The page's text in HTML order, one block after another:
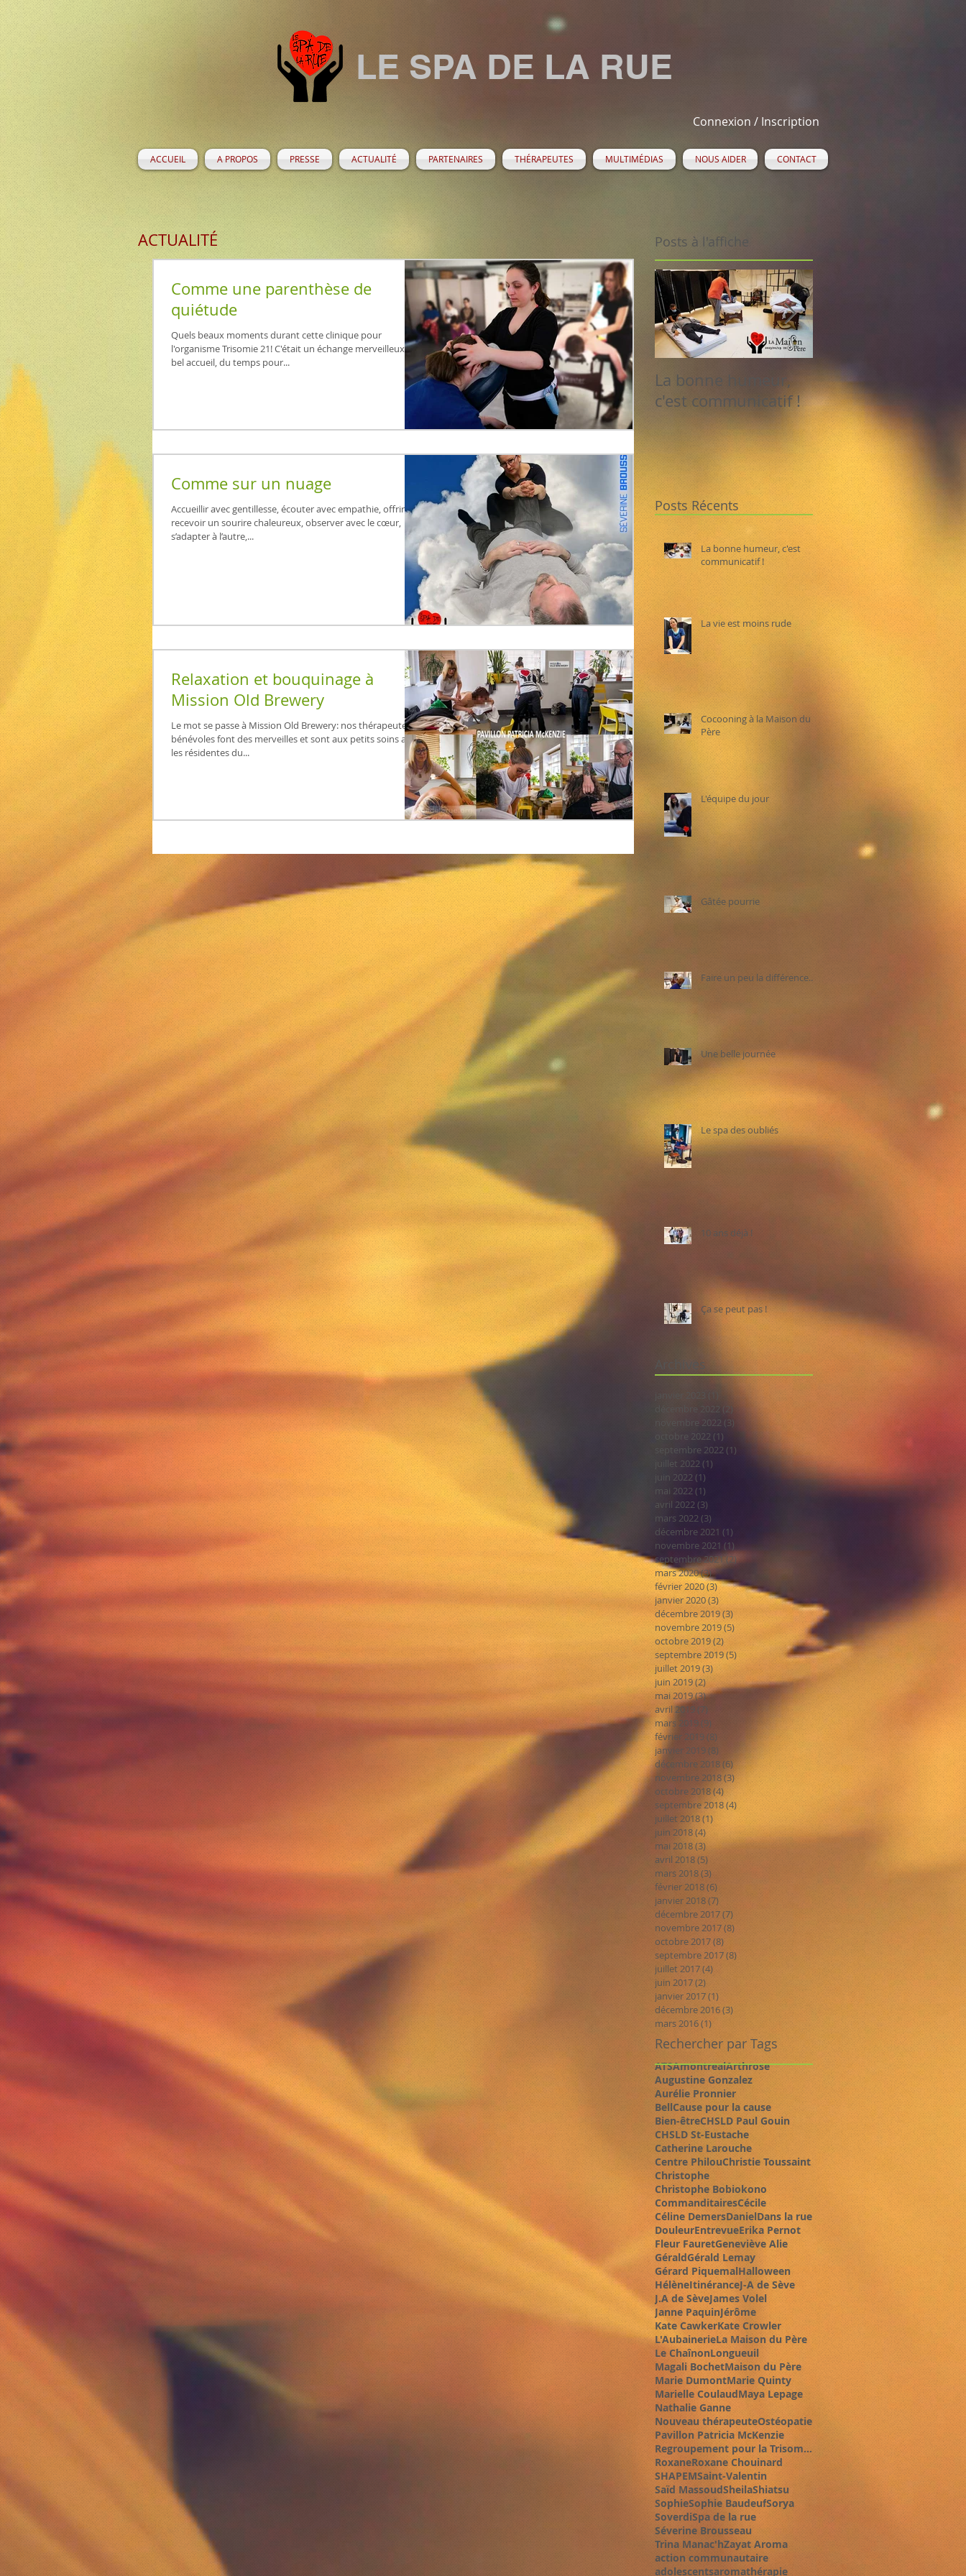
LE SPA DE LA RUE
Connexion / Inscription
ACCUEIL A PROPOS PRESSE ACTUALITÉ PARTENAIRES THÉRAPEUTES MULTIMÉDIAS NOUS AIDER CONTACT
ACTUALITÉ
Comme une parenthèse de
quiétude
Quels beaux moments durant cette clinique pour
l'organisme Trisomie 21! C'était un échange merveilleux: un
bel accueil, du temps pour...
Comme sur un nuage
Accueillir avec gentillesse, écouter avec empathie, offrir et
recevoir un sourire chaleureux, observer avec le cœur,
s’adapter à l’autre,...
Relaxation et bouquinage à
Mission Old Brewery
Le mot se passe à Mission Old Brewery: nos thérapeutes
bénévoles font des merveilles et sont aux petits soins avec
les résidentes du...
Posts à l'affiche
La bonne humeur,
c'est communicatif !
La vie est moins
Posts Récents
La bonne humeur, c'est
communicatif !
La vie est moins rude
Cocooning à la Maison du
Père
L'équipe du jour
Gâtée pourrie
Faire un peu la différence...
Une belle journée
Le spa des oubliés
10 ans déjà !
Ça se peut pas !
Archives
1 post
décembre 2022 (2)
2 posts
novembre 2022 (3)
octobre 2022 (1)
septembre 2022 (1)
juillet 2022 (1)
juin 2022 (1)
mai 2022(1)
avril 2022(3)
mars 2022(3)
décembre 2021 (1)
novembre 2021 (1)
septembre 2021(2)2 posts
mars 2020(3)3 posts
février 2020(3)3 posts
janvier 2020(3)3 posts
décembre 2019(3)3 posts
novembre 2019(5) 5 posts
octobre 2019(2) 2 posts
septembre 2019(5)5 posts
juillet 2019(3)3 posts
juin 2019(2) 2 posts
mai 2019(3)3 posts
avril 2019 (7)
mars 2019 (9)
février 2019 (8)
janvier 2019(8) 8 posts
décembre 2018(6)6 posts
novembre 2018(3)3 posts
octobre 2018(4)4 posts
septembre 2018(4) 4 posts
juillet 2018(1)1 post
juin 2018(4)4 posts
mai 2018(3)3 posts
avril 2018(5)
mars 2018(3)
février 2018(6)
janvier 2018(7) 7 posts
décembre 2017(7)
novembre 2017(8)
octobre 2017(8)
septembre 2017(8)
juillet 2017(4)
juin 2017(2)
janvier 2017(1)1 post
décembre 2016(3) 3 posts
mars 2016(1)
Rechercher par Tags
ATSAmontrealArthrose
Augustine Gonzalez
Aurélie Pronnier
BellCause pour la cause
Bien-êtreCHSLD Paul Gouin
CHSLD St-Eustache
Catherine Larouche
Centre PhilouChristie Toussaint
Christophe
Christophe Bobiokono
CommanditairesCécile
Céline DemersDanielDans la rue
DouleurEntrevueErika Pernot
Fleur FauretGeneviève Alie
GéraldGérald Lemay
Gérard PiquemalHalloween
HélèneItinéranceJ-A de Sève
J.A de SèveJames Volel
Janne PaquinJérôme
Kate CawkerKate Crowler
L'AubainerieLa Maison du Père
Le ChaînonLongueuil
Magali BochetMaison du Père
Marie DumontMarie Quinty
Marielle CoulaudMaya Lepage
Nathalie Ganne
Nouveau thérapeuteOstéopatie
Pavillon Patricia McKenzie
Regroupement pour la Trisomie 21
RoxaneRoxane Chouinard
SHAPEMSaint-Valentin
Saïd MassoudSheilaShiatsu
SophieSophie BaudeufSorya
SoverdiSpa de la rue
Séverine Brousseau
Trina Manac'hZayat Aroma
action communautaire
adolescentsaromathérapie